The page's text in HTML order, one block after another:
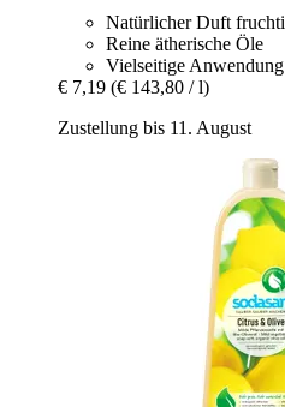
Natürlicher Duft
Reine ätherische Öle
Vielseitige Anwendung
€ 7,19 (€ 143,80 / l)
Zustellung bis 11. August